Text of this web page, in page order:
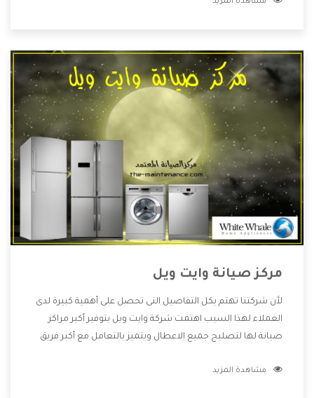
كما أنها تهتم بالخدمات التى تكون بعد البيع معنا هتحصل على
مركز صيانة وايت ويل
لأن شركتنا تهتم بكل التفاصيل التى تحصل على أهمية كبيرة لدى
العملاء لهذا السبب اهتمت شركة وايت ويل بتوفير أكبر مراكز
صيانة لها لتصليح جميع الاعطال ويتميز بالتعامل مع أكبر فريق
مكانتنا وعلى عملاءنا الكرام .
مشاهدة المزيد